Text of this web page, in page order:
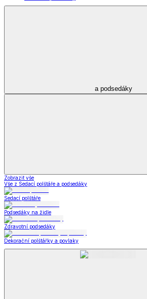
a podsedáky
Zobrazit vše
Vše z Sedací polštáře a podsedáky
Sedací polštáře
Podsedáky na židle
Zdravotní podsedáky
Dekorační polštářky a povlaky